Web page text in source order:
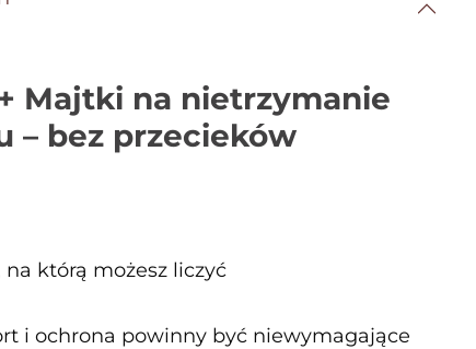
Majtki na nietrzymanie
– bez przecieków
na którą możesz liczyć
i ochrona powinny być niewymagające